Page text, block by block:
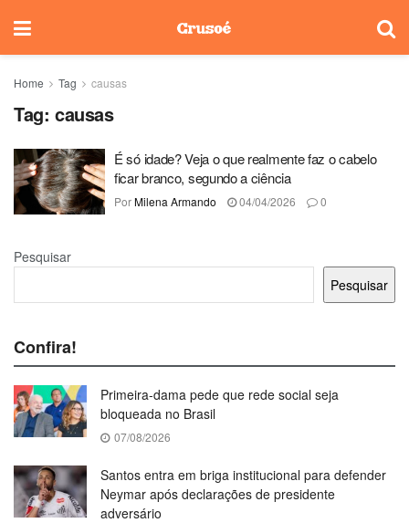
Home Tag causas
Tag: causas
É só idade? Veja o que realmente faz o cabelo
ficar branco, segundo a ciência
PorMilena Armando 04/04/2026 0
Pesquisar
Pesquisar
Confira!
Primeira-dama pede que rede social seja
bloqueada no Brasil
07/08/2026
Santos entra em briga institucional para defender
Neymar após declarações de presidente
adversário